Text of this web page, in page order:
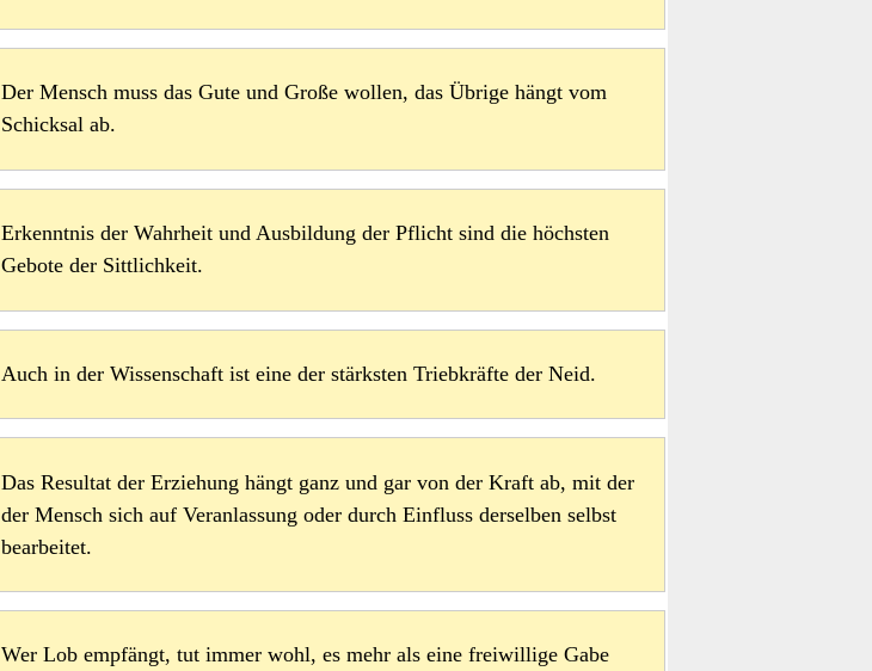
Der Mensch muss das Gute und Große wollen, das Übrige hängt vom
Schicksal ab.
Erkenntnis der Wahrheit und Ausbildung der Pflicht sind die höchsten
Gebote der Sittlichkeit.
Auch in der Wissenschaft ist eine der stärksten Triebkräfte der Neid.
Das Resultat der Erziehung hängt ganz und gar von der Kraft ab, mit der
der Mensch sich auf Veranlassung oder durch Einfluss derselben selbst
bearbeitet.
Wer Lob empfängt, tut immer wohl, es mehr als eine freiwillige Gabe